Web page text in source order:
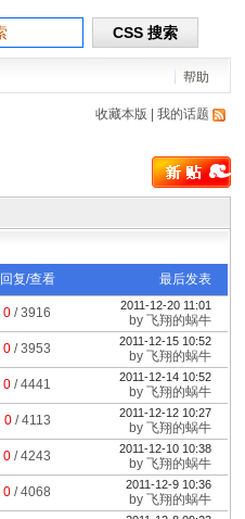
帮助
收藏本版 我的话题
回复/查看 最后发表
0 /3916 2011-12-20 11:01
by飞翔的蜗牛
0 /3953 2011-12-15 10:52
by飞翔的蜗牛
0 /4441 2011-12-14 10:52
by飞翔的蜗牛
0/4113 2011-12-12 10:27
by飞翔的蜗牛
0 /4243 2011-12-10 10:38
by飞翔的蜗牛
0 /4068 2011-12-9 10:36
by飞翔的蜗牛